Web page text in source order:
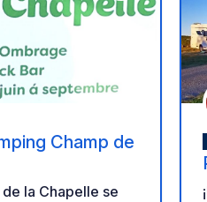
Añadir a tus
Champ de
la Chapelle se